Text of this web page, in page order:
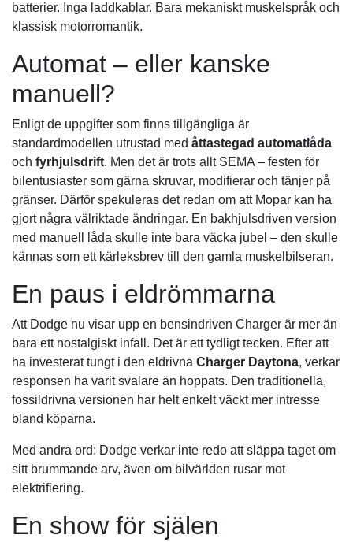
batterier. Inga laddkablar. Bara mekaniskt muskelspråk och
klassisk motorromantik.
Automat – eller kanske
manuell?
Enligt de uppgifter som finns tillgängliga är
standardmodellen utrustad med åttastegad automatlåda
och fyrhjulsdrift. Men det är trots allt SEMA – festen för
bilentusiaster som gärna skruvar, modifierar och tänjer på
gränser. Därför spekuleras det redan om att Mopar kan ha
gjort några välriktade ändringar. En bakhjulsdriven version
med manuell låda skulle inte bara väcka jubel – den skulle
kännas som ett kärleksbrev till den gamla muskelbilseran.
En paus i eldrömmarna
Att Dodge nu visar upp en bensindriven Charger är mer än
bara ett nostalgiskt infall. Det är ett tydligt tecken. Efter att
ha investerat tungt i den eldrivna Charger Daytona, verkar
responsen ha varit svalare än hoppats. Den traditionella,
fossildrivna versionen har helt enkelt väckt mer intresse
bland köparna.
Med andra ord: Dodge verkar inte redo att släppa taget om
sitt brummande arv, även om bilvärlden rusar mot
elektrifiering.
En show för själen